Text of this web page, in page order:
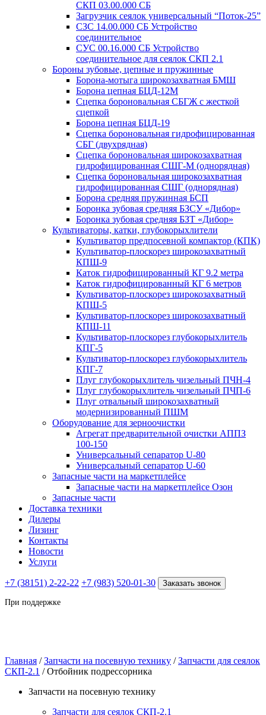
СКП 03.00.000 СБ
Загрузчик сеялок универсальный “Поток-25”
СЗС 14.00.000 СБ Устройство
соединительное
СУС 00.16.000 СБ Устройство
соединительное для сеялок СКП 2.1
Бороны зубовые, цепные и пружинные
Борона-мотыга широкозахватная БМШ
Борона цепная БЦД-12М
Сцепка бороновальная СБГЖ с жесткой
сцепкой
Борона цепная БЦД-19
Сцепка бороновальная гидрофицированная
СБГ (двухрядная)
Сцепка бороновальная широкозахватная
гидрофицированная СШГ-М (однорядная)
Сцепка бороновальная широкозахватная
гидрофицированная СШГ (однорядная)
Борона средняя пружинная БСП
Боронка зубовая средняя БЗСУ «Дибор»
Боронка зубовая средняя БЗТ «Дибор»
Культиваторы, катки, глубокорыхлители
Культиватор предпосевной компактор (КПК)
Культиватор-плоскорез широкозахватный
КПШ-9
Каток гидрофицированный КГ 9.2 метра
Каток гидрофицированный КГ 6 метров
Культиватор-плоскорез широкозахватный
КПШ-5
Культиватор-плоскорез широкозахватный
КПШ-11
Культиватор-плоскорез глубокорыхлитель
КПГ-5
Культиватор-плоскорез глубокорыхлитель
КПГ-7
Плуг глубокорыхлитель чизельный ПЧН-4
Плуг глубокорыхлитель чизельный ПЧП-6
Плуг отвальный широкозахватный
модернизированный ПШМ
Оборудование для зерноочистки
Агрегат предварительной очистки АППЗ
100-150
Универсальный сепаратор U-80
Универсальный сепаратор U-60
Запасные части на маркетплейсе
Запасные части на маркетплейсе Озон
Запасные части
Доставка техники
Дилеры
Лизинг
Контакты
Новости
Услуги
+7 (38151) 2-22-22 +7 (983) 520-01-30 Заказать звонок
При поддержке
Главная /Запчасти на посевную технику /Запчасти для сеялок
СКП-2.1 / Отбойник подрессорника
Запчасти на посевную технику
Запчасти для сеялок СКП-2.1